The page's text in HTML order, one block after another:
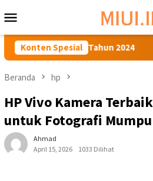
ke
kontenMobile
Konten Spesial
di Tahun 2024
Beranda hp
HP Vivo Kamera
untuk Fotografi
Ahmad
April 15, 2026
1033 Dilihat